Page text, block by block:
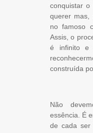
conquistar
querer mas,
no famoso
Assis, o
é infinito e
construída
Não
essência. É
de cada ser